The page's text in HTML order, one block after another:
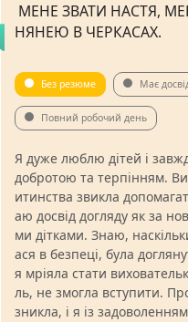
МЕНЕ ЗВАТИ НАСТЯ,
НЯНЕЮ В ЧЕРКАСАХ.
Без резюме Має
Повний робочий день
Я дуже люблю дітей і
добротою та терпінням.
итинства звикла
аю досвід догляду як за
ми дітками. Знаю,
ася в безпеці, була
я мріяла стати
ль, не змогла вступити.
зникла, і я із